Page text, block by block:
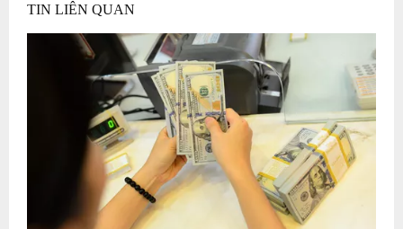
TIN LIÊN QUAN